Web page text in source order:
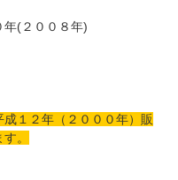
年(２００８年)
１２年（２０００年）販
。